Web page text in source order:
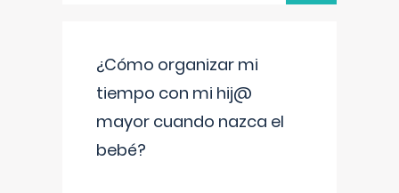
¿Cómo organizar mi
tiempo con mi hij@
mayor cuando nazca el
bebé?